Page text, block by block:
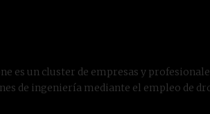
es un cluster de empresas y
de ingeniería mediante el empleo de